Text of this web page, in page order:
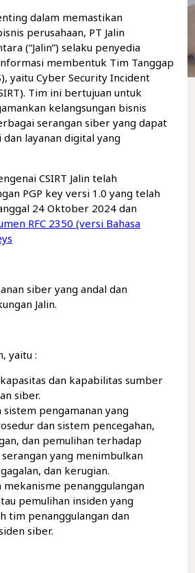
dalam memastikan
perusahaan, PT Jalin
(“Jalin”) selaku penyedia
membentuk Tim Tanggap
yaitu Cyber Security Incident
Tim ini bertujuan untuk
kelangsungan bisnis
serangan siber yang dapat
dan layanan digital yang
CSIRT Jalin telah
PGP key versi 1.0 yang telah
24 Oktober 2024 dan
RFC 2350 (versi Bahasa
siber yang andal dan
Jalin.
yaitu :
dan kapabilitas sumber
siber.
sistem pengamanan yang
dan sistem pencegahan,
dan pemulihan terhadap
serangan yang menimbulkan
dan kerugian.
mekanisme penanggulangan
pemulihan insiden yang
tim penanggulangan dan
siber.